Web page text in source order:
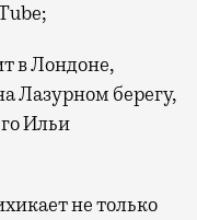
в Лондоне,
Лазурном берегу,
Ильи
не только